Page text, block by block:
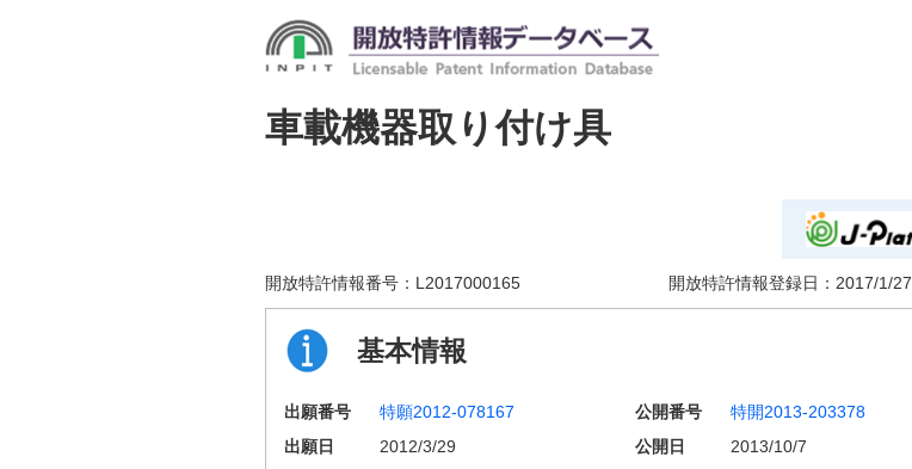
車載機器取り付け具
開放特許情報番号： L2017000165 開放特許情報登録日： 2017/1/27
基本情報
出願番号 特願2012-078167 公開番号 特開2013-203378
出願日
2012/3/29 公開日
2013/10/7